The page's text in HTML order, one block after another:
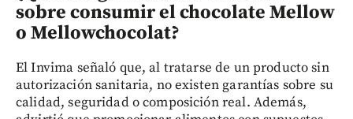
sobre consumir el chocolate Mellow
o Mellowchocolat?
El Invima señaló que, al tratarse de un producto sin
autorización sanitaria, no existen garantías sobre su
calidad, seguridad o composición real. Además,